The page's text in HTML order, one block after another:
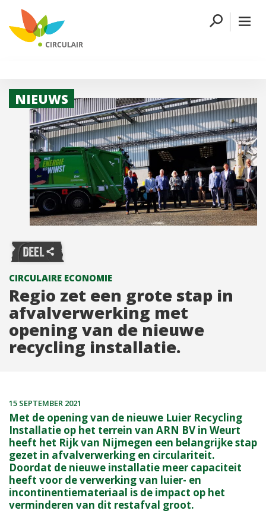
NIEUWS
CIRCULAIRE ECONOMIE
Regio zet een grote stap in
afvalverwerking met
opening van de nieuwe
recycling installatie.
15 SEPTEMBER 2021
Met de opening van de nieuwe Luier Recycling
Installatie op het terrein van ARN BV in Weurt
heeft het Rijk van Nijmegen een belangrijke stap
gezet in afvalverwerking en circulariteit.
Doordat de nieuwe installatie meer capaciteit
heeft voor de verwerking van luier- en
incontinentiemateriaal is de impact op het
verminderen van dit restafval groot.